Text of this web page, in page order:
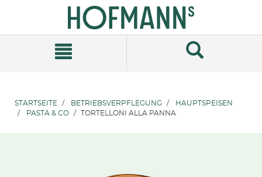
Navigationsmenü
STARTSEITE BETRIEBSVERPFLEGUNG
HAUPTSPEISEN
PASTA & CO
TORTELLONI ALLA PANNA